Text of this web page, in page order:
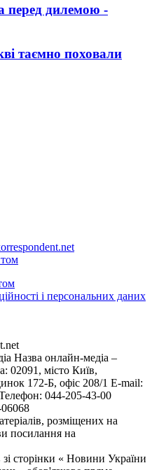
перед дилемою -
таємно поховали
і персональних даних
Назва онлайн-медіа –
02091, місто Київ,
172-Б, офіс 208/1 E-mail:
044-205-43-00
06068
розміщених на
посилання на
сторінки « Новини України